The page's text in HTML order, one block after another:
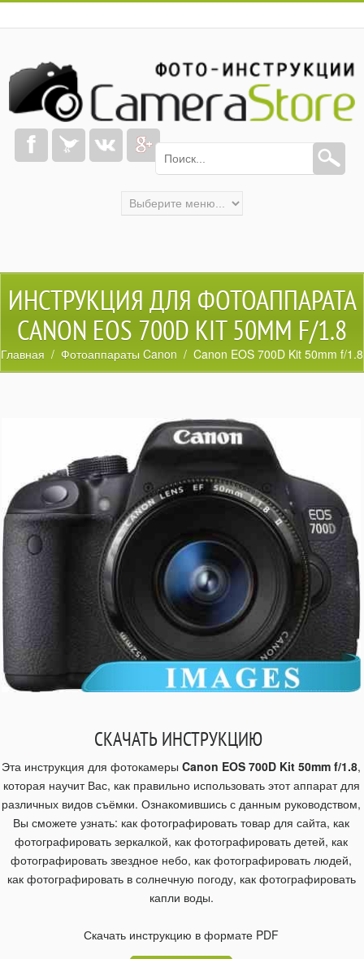
ИНСТРУКЦИЯ ДЛЯ ФОТОАППАРАТА
CANON EOS 700D KIT 50MM F/1.8
Главная / Фотоаппараты Canon / Canon EOS 700D Kit 50mm f/1.8
СКАЧАТЬ ИНСТРУКЦИЮ
Эта инструкция для фотокамерыCanon EOS 700D Kit 50mm f/1.8,
которая научит Вас, как правильно использовать этот аппарат для
различных видов съёмки. Ознакомившись с данным руководством,
Вы сможете узнать: как фотографировать товар для сайта, как
фотографировать зеркалкой, как фотографировать детей, как
фотографировать звездное небо, как фотографировать людей,
как фотографировать в солнечную погоду, как фотографировать
капли воды.
Скачать инструкцию в формате PDF